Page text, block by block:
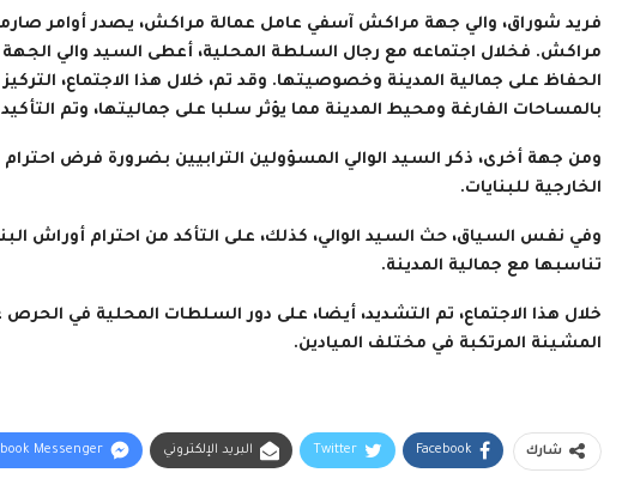
فريد شوراق، والي جهة مراكش آسفي عامل عمالة مراكش، يصدر أوامر
مراكش. فخلال اجتماعه مع رجال السلطة المحلية، أعطى السيد والي
الحفاظ على جمالية المدينة وخصوصيتها. وقد تم، خلال هذا الاجتماع،
بالمساحات الفارغة ومحيط المدينة مما يؤثر سلبا على جماليتها، وتم
ومن جهة أخرى، ذكر السيد الوالي المسؤولين الترابيين بضرورة فرض
الخارجية للبنايات.
وفي نفس السياق، حث السيد الوالي، كذلك، على التأكد من احترام أوراش
تناسبها مع جمالية المدينة.
خلال هذا الاجتماع، تم التشديد، أيضا، على دور السلطات المحلية في
المشينة المرتكبة في مختلف الميادين.
شارك Facebook
Twitter البريد الإلكتروني Messenger